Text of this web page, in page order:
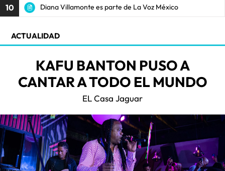
10 Diana Villamonte es parte de La Voz México
ACTUALIDAD
KAFU BANTON PUSO A
CANTAR A TODO EL MUNDO
EL Casa Jaguar